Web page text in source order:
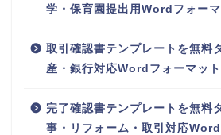
学・保育園提出用Wordフォーマ
取引確認書テンプレートを無料
産・銀行対応Wordフォーマット
完了確認書テンプレートを無料
事・リフォーム・取引対応